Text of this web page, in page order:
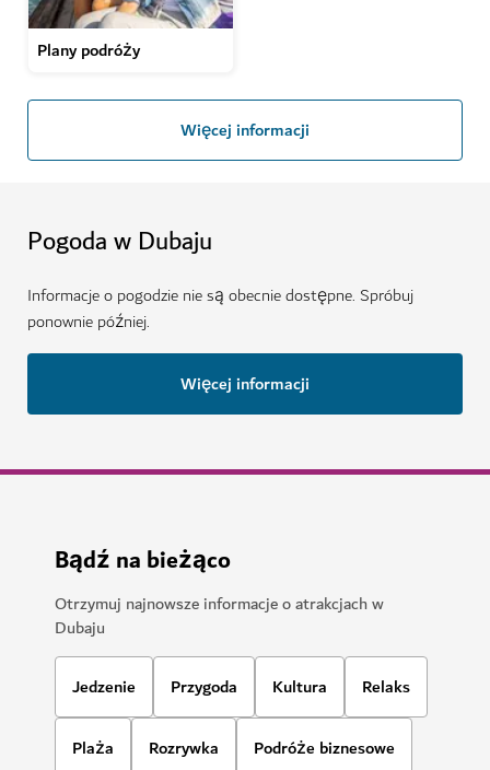
Plany podróży
Więcej informacji
Pogoda w Dubaju
Informacje o pogodzie nie są obecnie dostępne. Spróbuj
ponownie później.
Więcej informacji
Bądź na bieżąco
Otrzymuj najnowsze informacje o atrakcjach w
Dubaju
Jedzenie Przygoda Kultura Relaks
Plaża Rozrywka Podróże biznesowe